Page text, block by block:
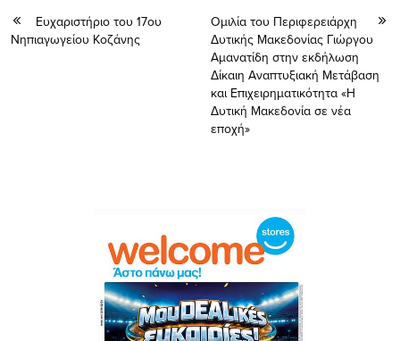
Ευχαριστήριο του 17ου
Νηπιαγωγείου Κοζάνης
Ομιλία του Περιφερειάρχη
Δυτικής Μακεδονίας Γιώργου
Αμανατίδη στην εκδήλωση
Δίκαιη Αναπτυξιακή Μετάβαση
και Επιχειρηματικότητα «Η
Δυτική Μακεδονία σε νέα
εποχή»